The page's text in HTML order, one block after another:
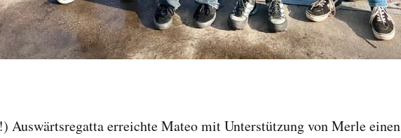
Auswärtsregatta erreichte Mateo mit Unterstützung von Merle einen